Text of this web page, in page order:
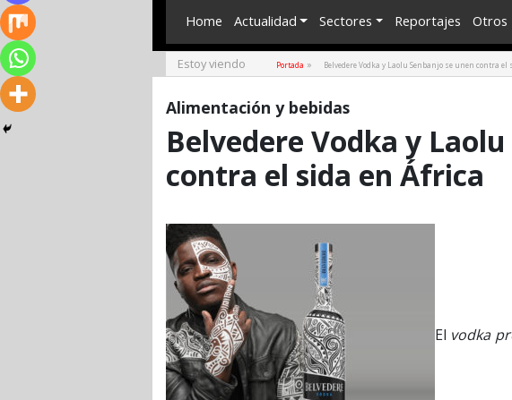
Home Actualidad Sectores Reportajes Otros
Estoy viendo Portada » Belvedere Vodka y Laolu Senbanjo se unen contra el
Alimentación y bebidas
Belvedere Vodka y
contra el sida en África
El vodka